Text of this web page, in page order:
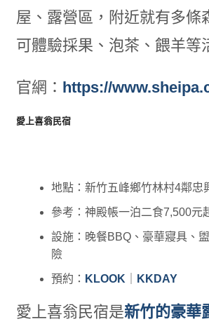
屋、露營區，附近就有多條
可體驗採果、泡茶、餵羊等
官網： https://
愛上喜翁民宿
地點：新竹五峰鄉竹林村4鄰忠
參考：神殿帳一泊二食7,500元
設施：晚餐BBQ、豪華寢具、
險
預約： KLOOK KKDAY
愛上喜翁民宿是新竹的豪華